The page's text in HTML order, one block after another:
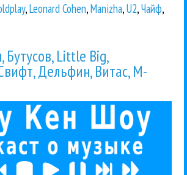
,Leonard Cohen,Manizha,U2,Чайф,
Little Big,
Дельфин, Витас, M-